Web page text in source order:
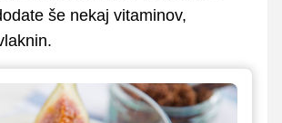
še nekaj vitaminov,